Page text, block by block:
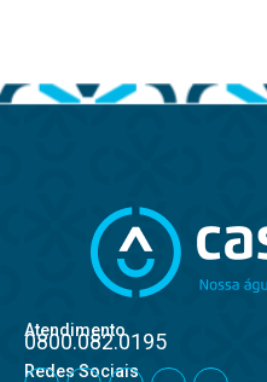
Atendimento
0800.082.0195
Redes Sociais